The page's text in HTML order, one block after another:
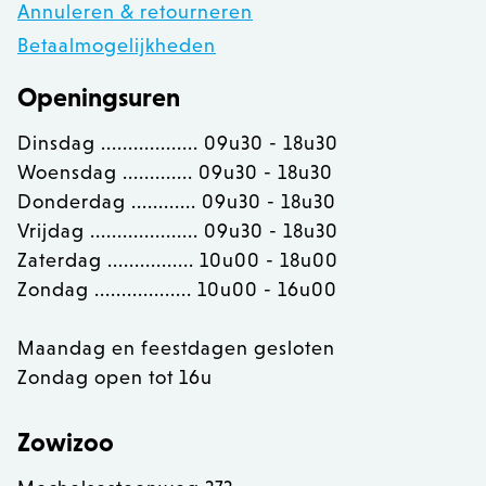
Annuleren & retourneren
Betaalmogelijkheden
Openingsuren
Dinsdag .................. 09u30 - 18u30
Woensdag ............. 09u30 - 18u30
Donderdag ............ 09u30 - 18u30
Vrijdag .................... 09u30 - 18u30
Zaterdag ................ 10u00 - 18u00
Zondag .................. 10u00 - 16u00
Maandag en feestdagen gesloten
Zondag open tot 16u
Zowizoo
recently_viewed_product
mage-messages